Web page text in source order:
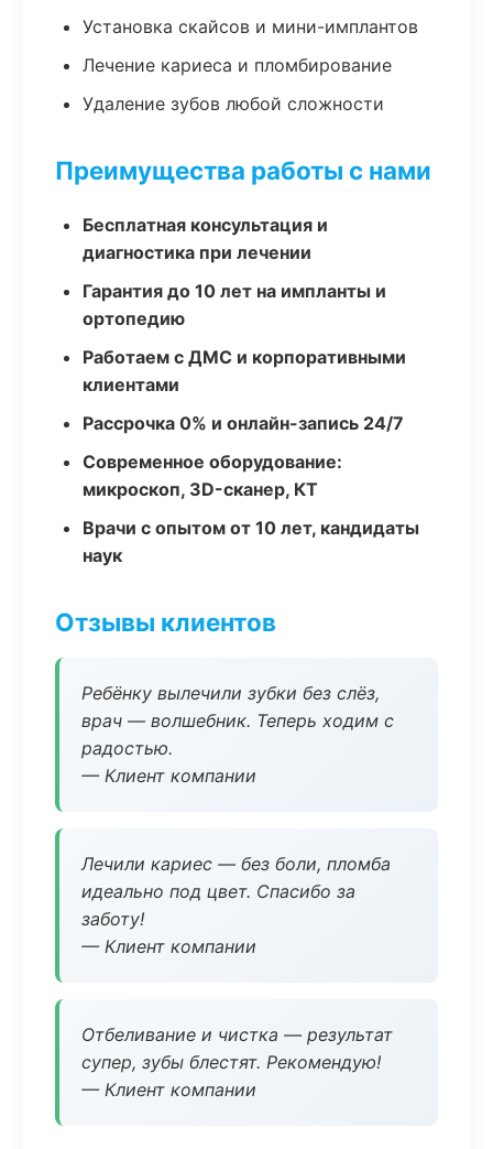
Установка скайсов и мини-имплантов
Лечение кариеса и пломбирование
Удаление зубов любой сложности
Преимущества работы с нами
Бесплатная консультация и
диагностика при лечении
Гарантия до 10 лет на импланты и
ортопедию
Работаем с ДМС и корпоративными
клиентами
Рассрочка 0% и онлайн-запись 24/7
Современное оборудование:
микроскоп, 3D-сканер, КТ
Врачи с опытом от 10 лет, кандидаты
наук
Отзывы клиентов
Ребёнку вылечили зубки без слёз,
врач — волшебник. Теперь ходим с
радостью.
— Клиент компании
Лечили кариес — без боли, пломба
идеально под цвет. Спасибо за
заботу!
— Клиент компании
Отбеливание и чистка — результат
супер, зубы блестят. Рекомендую!
— Клиент компании